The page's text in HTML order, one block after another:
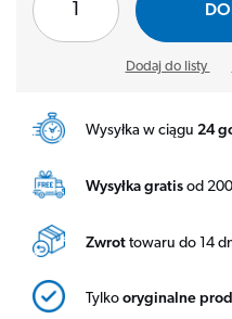
Dodaj do listy
Wysyłka w ciągu 24
Wysyłka gratis od 200
Zwrot towaru do 14
Tylko oryginalne